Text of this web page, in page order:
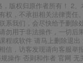
，版权归原作者所有！ 2
权，不承担相关法律责任
系我们，会尽快给予删除
勿用于非法操作，一切后
程或软件 请马上删除退
信，访客发现请向客服举
操作 否则和作者 官网 无